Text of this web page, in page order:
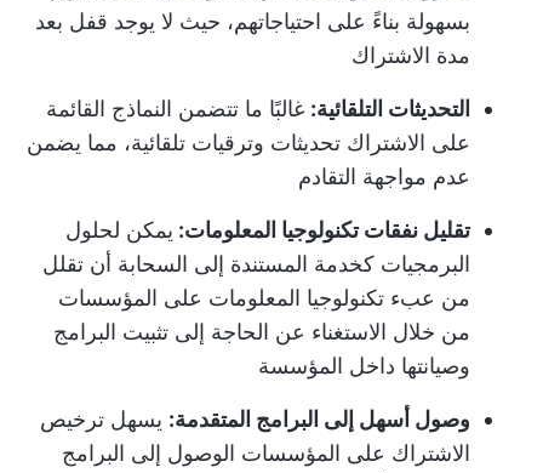
بسهولة بناءً على احتياجاتهم، حيث لا يوجد قفل بعد
مدة الاشتراك
التحديثات التلقائية: غالبًا ما تتضمن النماذج القائمة
على الاشتراك تحديثات وترقيات تلقائية، مما يضمن
عدم مواجهة التقادم
تقليل نفقات تكنولوجيا المعلومات: يمكن لحلول
البرمجيات كخدمة المستندة إلى السحابة أن تقلل
من عبء تكنولوجيا المعلومات على المؤسسات
من خلال الاستغناء عن الحاجة إلى تثبيت البرامج
وصيانتها داخل المؤسسة
وصول أسهل إلى البرامج المتقدمة: يسهل ترخيص
الاشتراك على المؤسسات الوصول إلى البرامج